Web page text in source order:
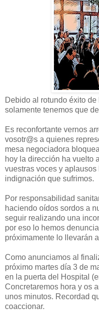
Debido al rotundo éxito
solamente tenemos que
Es reconfortante vernos
vosotr@s a quienes
mesa negociadora
hoy la dirección ha vuelto
vuestras voces y
indignación que sufrimos.
Por responsabilidad
haciendo oídos sordos a
seguir realizando una
por eso lo hemos
próximamente lo llevarán
Como anunciamos al
próximo martes día 3 de
en la puerta del Hospital
Concretaremos hora y os
unos minutos. Recordad
coaccionar.